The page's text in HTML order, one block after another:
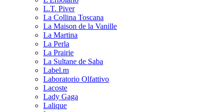
L.T. Piver
La Collina Toscana
La Maison de la Vanille
La Martina
La Perla
La Prairie
La Sultane de Saba
Label.m
Laboratorio Olfattivo
Lacoste
Lady Gaga
Lalique